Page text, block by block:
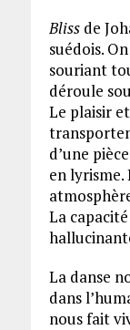
Blissde
suédois.
souriant
déroule
Le plaisir
d’une
en lyrisme.
La
La danse
dans
nous fait